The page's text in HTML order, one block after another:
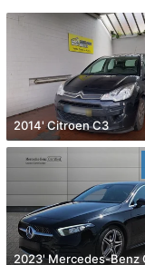
2014' Citroen C3